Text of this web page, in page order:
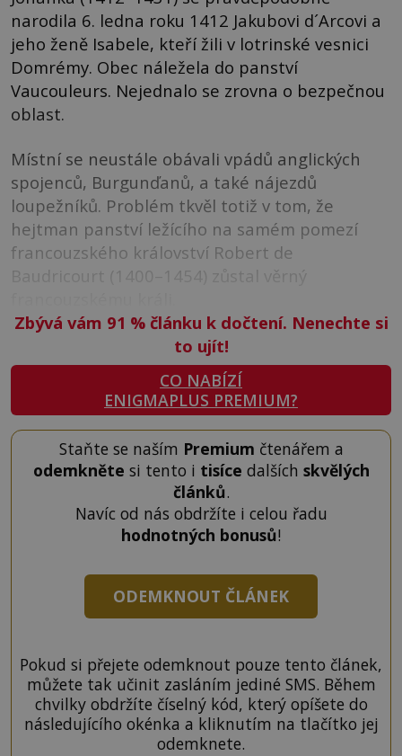
narodila 6. ledna roku 1412 Jakubovi d´Arcovi a
jeho ženě Isabele, kteří žili v lotrinské vesnici
Domrémy. Obec náležela do panství
Vaucouleurs. Nejednalo se zrovna o bezpečnou
oblast.
Místní se neustále obávali vpádů anglických
spojenců, Burgunďanů, a také nájezdů
loupežníků. Problém tkvěl totiž v tom, že
hejtman panství ležícího na samém pomezí
francouzského království Robert de
Baudricourt (1400–1454) zůstal věrný
Zbývá vám 91 %článku k dočtení. Nenechte si
to ujít!
CO NABÍZÍ
ENIGMAPLUS PREMIUM?
Staňte se naším Premium čtenářem a
odemkněte si tento i tisíce dalších skvělých
článků.
Navíc od nás obdržíte i celou řadu
hodnotných bonusů!
ODEMKNOUT ČLÁNEK
Pokud si přejete odemknout pouze tento článek,
můžete tak učinit zasláním jediné SMS. Během
chvilky obdržíte číselný kód, který opíšete do
následujícího okénka a kliknutím na tlačítko jej
odemknete.